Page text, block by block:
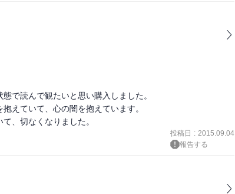
で読んで観たいと思い購入しました。
えていて、心の闇を抱えています。
、切なくなりました。
投稿日 : 2015.09.04
報告する